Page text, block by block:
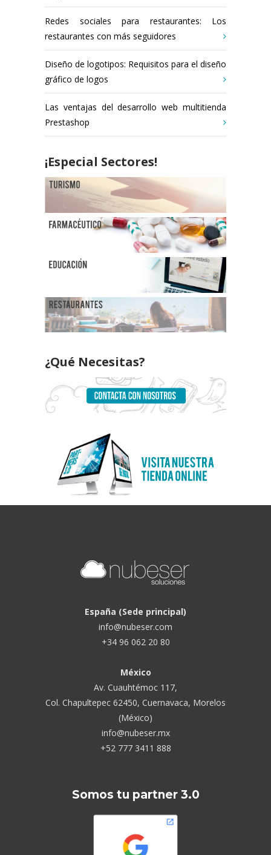
Redes sociales para restaurantes: Los
restaurantes con más seguidores
Diseño de logotipos: Requisitos para el diseño
gráfico de logos
Las ventajas del desarrollo web multitienda
Prestashop
¡Especial Sectores!
¿Qué Necesitas?
España (Sede principal)
info@nubeser.com
+34 96 062 20 80
México
Av. Cuauhtémoc 117,
Col. Chapultepec 62450, Cuernavaca, Morelos
(México)
info@nubeser.mx
+52 777 3411 888
Somos tu partner 3.0